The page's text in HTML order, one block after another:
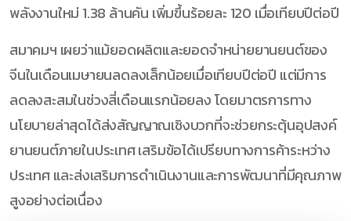
พลังงานใหม่ 1.38 ล้านคัน เพิ่มขึ้นร้อยละ 120 เมื่อเทียบปีต่อปี
สมาคมฯ เผยว่าแม้ยอดผลิตและยอดจำหน่ายยานยนต์ของ
จีนในเดือนเมษายนลดลงเล็กน้อยเมื่อเทียบปีต่อปี แต่มีการ
ลดลงสะสมในช่วงสี่เดือนแรกน้อยลง โดยมาตรการทาง
นโยบายล่าสุดได้ส่งสัญญาณเชิงบวกที่จะช่วยกระตุ้นอุปสงค์
ยานยนต์ภายในประเทศ เสริมข้อได้เปรียบทางการค้าระหว่าง
ประเทศ และส่งเสริมการดำเนินงานและการพัฒนาที่มีคุณภาพ
สูงอย่างต่อเนื่อง